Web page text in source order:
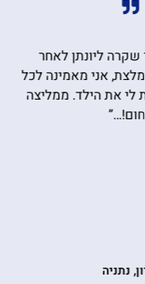
אביטל
עשית לי
תיקונים,
שיכולתי
הרגשתי
והתמלאתי
לדבר
ולומר לך
ועשית
תודה.הצלת